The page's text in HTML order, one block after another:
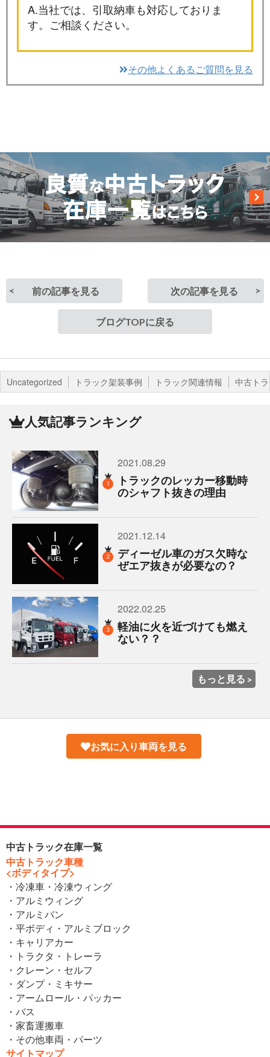
A.当社では、引取納車も対応しておりま
す。ご相談ください。
その他よくあるご質問を見る
前の記事を見る 次の記事を見る
ブログTOPに戻る
Uncategorized トラック架装事例 トラック関連情報 中古ト
人気記事ランキング
1
2021.08.29
トラックのレッカー移動時
のシャフト抜きの理由
2
2021.12.14
ディーゼル車のガス欠時な
ぜエア抜きが必要なの？
3
2022.02.25
軽油に火を近づけても燃え
ない？？
もっと見る
お気に入り車両を見る
中古トラック在庫一覧
中古トラック車種
<ボディタイプ>
・冷凍車・冷凍ウィング
・アルミウィング
・アルミバン
・平ボディ・アルミブロック
・キャリアカー
・トラクタ・トレーラ
・クレーン・セルフ
・ダンプ・ミキサー
・アームロール・パッカー
・バス
・家畜運搬車
・その他車両・パーツ
サイトマップ